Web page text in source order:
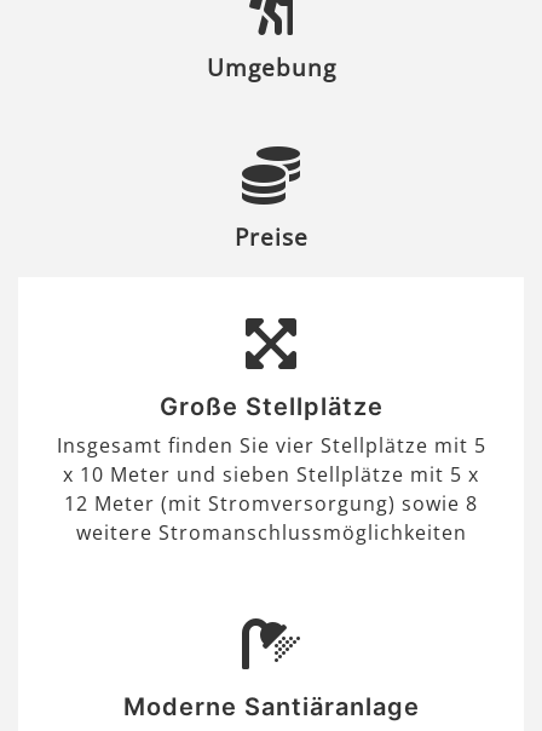
Umgebung
Preise
Große Stellplätze
Insgesamt finden Sie vier Stellplätze mit 5
x 10 Meter und sieben Stellplätze mit 5 x
12 Meter (mit Stromversorgung) sowie 8
weitere Stromanschlussmöglichkeiten
Moderne Santiäranlage